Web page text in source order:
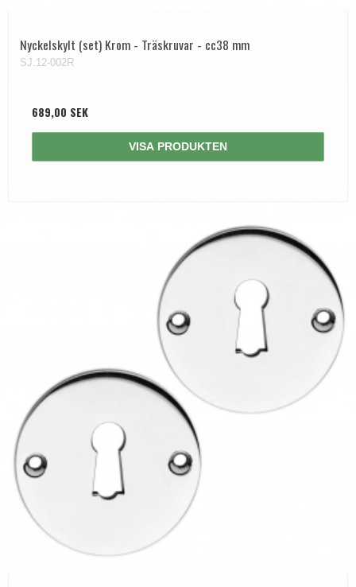
Nyckelskylt (set) Krom - Träskruvar - cc38 mm
SJ.12-002R
689,00 SEK
VISA PRODUKTEN